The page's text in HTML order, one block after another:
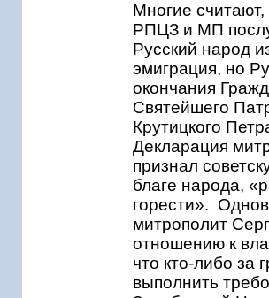
Многие
РПЦЗ и МП
Русский народ
эмиграция, но
окончания
Святейшего
Крутицкого
Декларация
признал
благе народа,
горести».
митрополит
отношению к
что кто-либо за
выполнить